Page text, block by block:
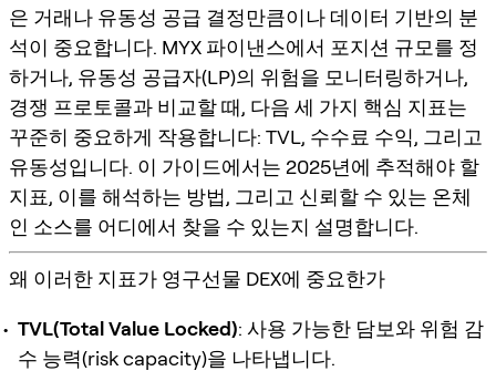
은 거래나 유동성 공급 결정만큼이나 데이터 기반의 분
석이 중요합니다. MYX 파이낸스에서 포지션 규모를 정
하거나, 유동성 공급자(LP)의 위험을 모니터링하거나,
경쟁 프로토콜과 비교할 때, 다음 세 가지 핵심 지표는
꾸준히 중요하게 작용합니다: TVL, 수수료 수익, 그리고
유동성입니다. 이 가이드에서는 2025년에 추적해야 할
지표, 이를 해석하는 방법, 그리고 신뢰할 수 있는 온체
인 소스를 어디에서 찾을 수 있는지 설명합니다.
왜 이러한 지표가 영구선물 DEX에 중요한가
TVL(Total Value Locked): 사용 가능한 담보와 위험 감
수 능력(risk capacity)을 나타냅니다.